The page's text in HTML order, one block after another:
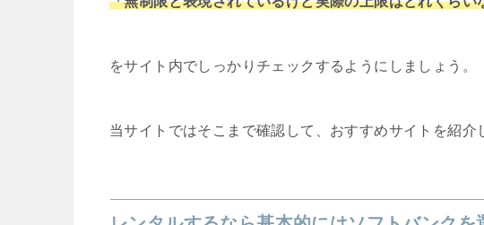
をサイト内でしっかりチェックするようにしましょう。
当サイトではそこまで確認して、おすすめサイトを紹介